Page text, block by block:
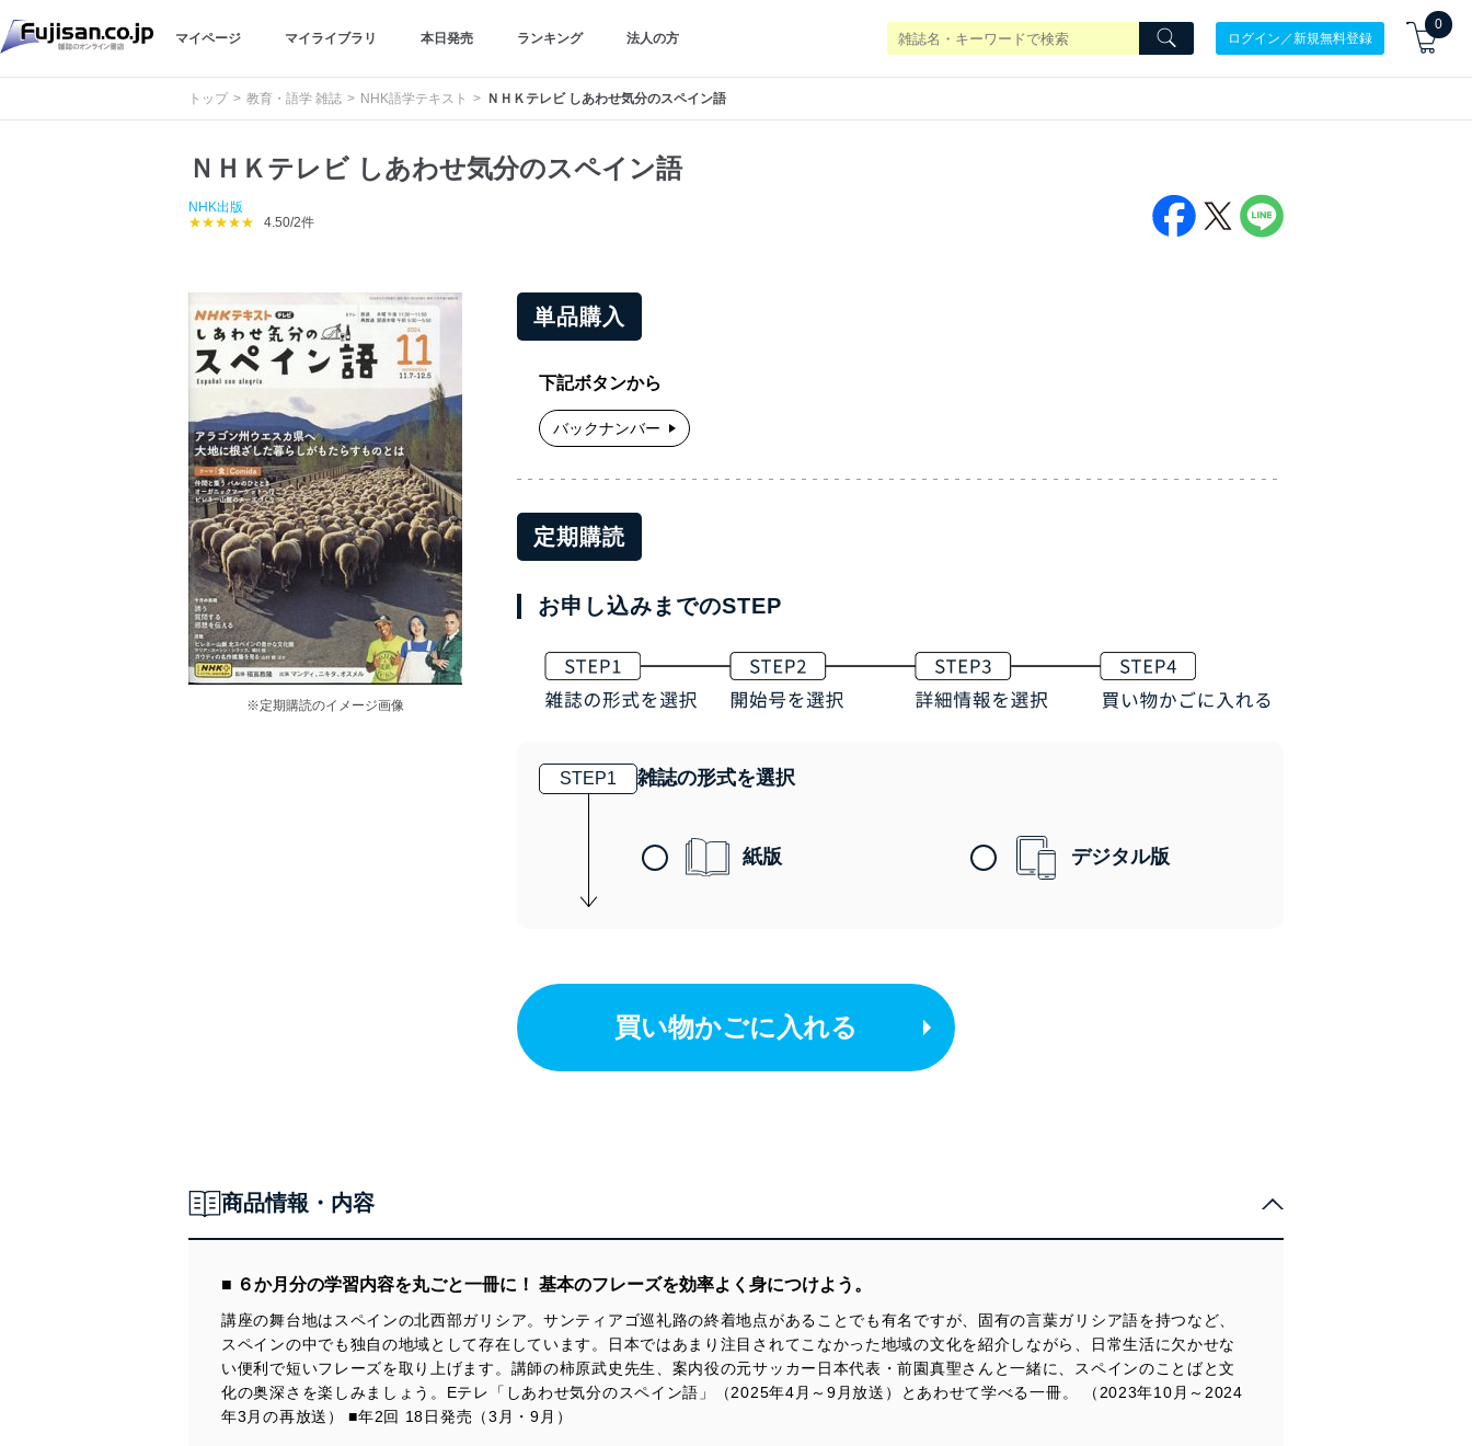
マイページ マイライブラリ 本日発売 ランキング 法人の方 ログイン／新規無料登録
0
トップ 教育・語学 雑誌 NHK語学テキスト ＮＨＫテレビ しあわせ気分のスペイン語
ＮＨＫテレビ しあわせ気分のスペイン語
NHK出版
★★★★★
4.50/2件
※定期購読のイメージ画像
単品購入
下記ボタンから
バックナンバー
定期購読
お申し込みまでのSTEP
STEP1 雑誌の形式を選択
紙版 デジタル版
買い物かごに入れる
商品情報・内容
■ ６か月分の学習内容を丸ごと一冊に！ 基本のフレーズを効率よく身につけよう。
講座の舞台地はスペインの北西部ガリシア。サンティアゴ巡礼路の終着地点があることでも有名ですが、固有の言葉ガリシア語を持つなど、
スペインの中でも独自の地域として存在しています。日本ではあまり注目されてこなかった地域の文化を紹介しながら、日常生活に欠かせな
い便利で短いフレーズを取り上げます。講師の柿原武史先生、案内役の元サッカー日本代表・前園真聖さんと一緒に、スペインのことばと文
化の奥深さを楽しみましょう。Eテレ「しあわせ気分のスペイン語」（2025年4月～9月放送）とあわせて学べる一冊。 （2023年10月～2024
年3月の再放送） ■年2回 18日発売（3月・9月）